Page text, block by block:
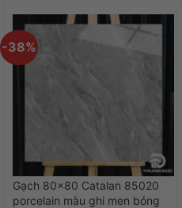
-38%
Gạch 80×80 Catalan 85020
porcelain màu ghi men bóng